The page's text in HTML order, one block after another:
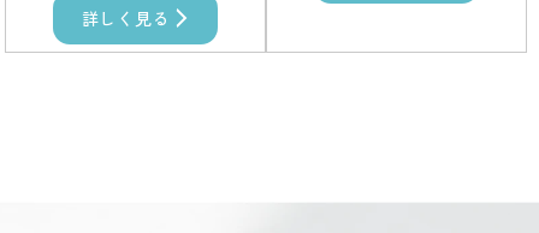
詳しく見る